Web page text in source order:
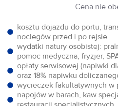
Cena nie
kosztu dojazdu do portu,
noclegów przed i po rejsie
wydatki natury osobistej:
pomoc medyczna, fryzjer,
opłaty serwisowej (napiwki
oraz 18% napiwku
wycieczek fakultatywnych w
napojów w barach, kaw